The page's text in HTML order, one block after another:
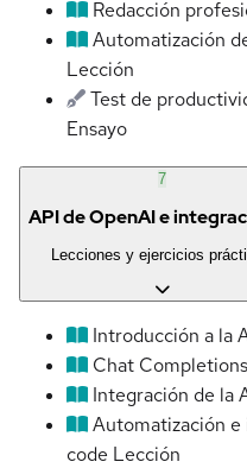
Redacción
Automatización
Lección
Test de
Ensayo
7
API de OpenAI e
Lecciones y ejercicios
Introducción a la
Chat
Integración de la
Automatización
code Lección